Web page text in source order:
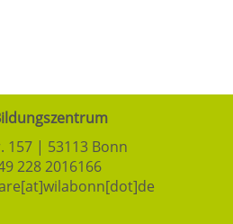
157 | 53113 Bonn
228 2016166